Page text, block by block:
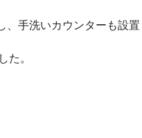
、手洗いカウンターも設置
。